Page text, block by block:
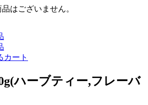
はございません。
カート
ハーブティー,フレーバ